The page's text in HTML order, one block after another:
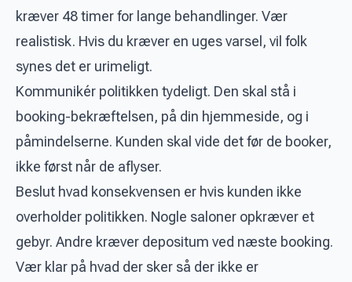
kræver 48 timer for lange behandlinger. Vær
realistisk. Hvis du kræver en uges varsel, vil folk
synes det er urimeligt.
Kommunikér politikken tydeligt. Den skal stå i
booking-bekræftelsen, på din hjemmeside, og i
påmindelserne. Kunden skal vide det før de booker,
ikke først når de aflyser.
Beslut hvad konsekvensen er hvis kunden ikke
overholder politikken. Nogle saloner opkræver et
gebyr. Andre kræver depositum ved næste booking.
Vær klar på hvad der sker så der ikke er